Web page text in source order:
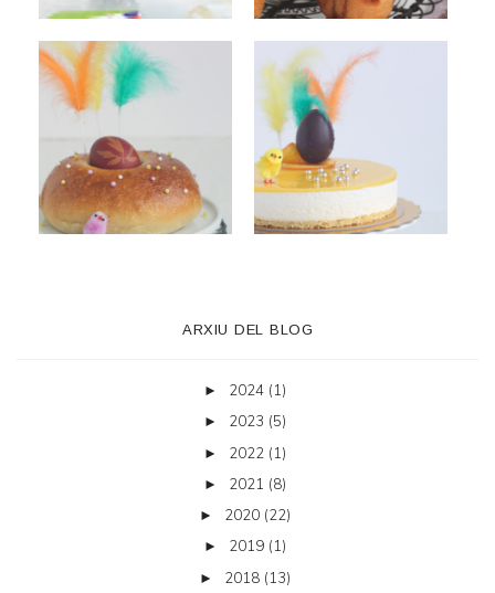
ARXIU DEL BLOG
► 2024 (1)
► 2023 (5)
► 2022 (1)
► 2021 (8)
► 2020 (22)
► 2019 (1)
► 2018 (13)